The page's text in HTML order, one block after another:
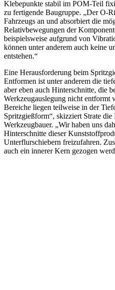
Klebepunkte stabil im POM-Teil
zu fertigende Baugruppe. „Der O-
Fahrzeugs an und absorbiert die
Relativbewegungen der
beispielsweise aufgrund von
können unter anderem auch keine
entstehen.“
Eine Herausforderung beim
Entformen ist unter anderem die
aber eben auch Hinterschnitte, die
Werkzeugauslegung nicht entformt
Bereiche liegen teilweise in der
Spritzgießform“, skizziert Strate
Werkzeugbauer. „Wir haben uns
Hinterschnitte dieser
Unterflurschiebern freizufahren.
auch ein innerer Kern gezogen